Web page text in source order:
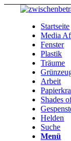
Startseite
Media
Fenster
Plastik
Träume
Arbeit
Shades
Helden
Suche
Menü